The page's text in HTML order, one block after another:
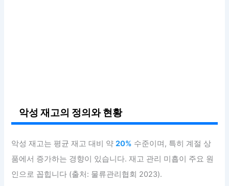
악성 재고의 정의와 현황
악성 재고는 평균 재고 대비 약20% 수준이며, 특히 계절 상
품에서 증가하는 경향이 있습니다. 재고 관리 미흡이 주요 원
인으로 꼽힙니다 (출처: 물류관리협회 2023).